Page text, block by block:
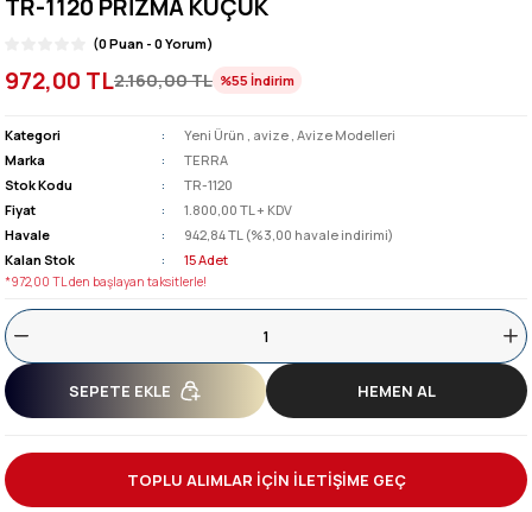
TR-1120 PRİZMA KÜÇÜK
(0 Puan - 0 Yorum)
972,00 TL2.160,00 TL %55 İndirim
Kategori Yeni Ürün , avize , Avize Modelleri
Marka
TERRA
Stok Kodu
TR-1120
Fiyat
1.800,00 TL + KDV
Havale
942,84 TL (%3,00 havale indirimi)
Kalan Stok
15 Adet
*972,00 TL den başlayan taksitlerle!
SEPETE EKLE HEMEN AL
TOPLU ALIMLAR İÇİN İLETİŞİME GEÇ